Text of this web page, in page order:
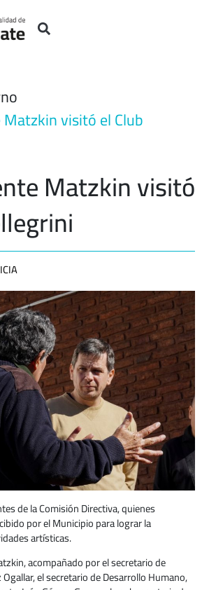
visitó el Club
Matzkin visitó
de la Comisión Directiva, quienes
por el Municipio para lograr la
artísticas.
acompañado por el secretario de
el secretario de Desarrollo Humano,